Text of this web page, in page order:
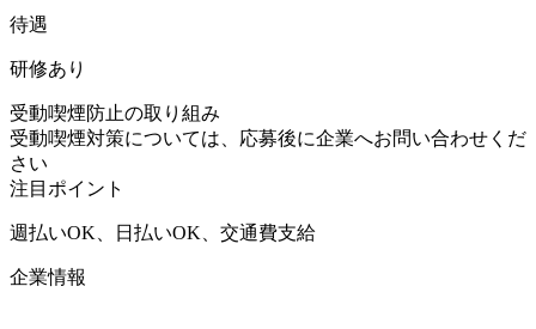
待遇
研修あり
受動喫煙防止の取り組み
受動喫煙対策については、応募後に企業へお問い合わせくだ
さい
注目ポイント
週払いOK、日払いOK、交通費支給
企業情報